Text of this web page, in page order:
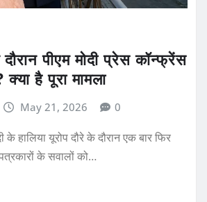
पीएम मोदी प्रेस कॉन्फ्रेंस
है पूरा मामला
May 21, 2026 0
के हालिया यूरोप दौरे के दौरान एक बार फिर
के सवालों को…